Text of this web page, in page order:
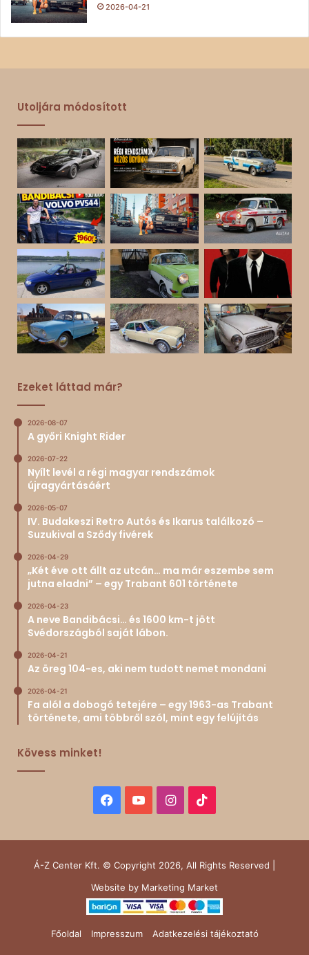
2026-04-21
Utoljára módosított
Ezeket láttad már?
2026-08-07
A győri Knight Rider
2026-07-22
Nyílt levél a régi magyar rendszámok
újragyártásáért
2026-05-07
IV. Budakeszi Retro Autós és Ikarus találkozó –
Suzukival a Sződy fivérek
2026-04-29
„Két éve ott állt az utcán… ma már eszembe sem
jutna eladni” – egy Trabant 601 története
2026-04-23
A neve Bandibácsi… és 1600 km-t jött
Svédországból saját lábon.
2026-04-21
Az öreg 104-es, aki nem tudott nemet mondani
2026-04-21
Fa alól a dobogó tetejére – egy 1963-as Trabant
története, ami többről szól, mint egy felújítás
Kövess minket!
Facebook
YouTubeInstagram
Á-Z Center Kft. © Copyright 2026, All Rights Reserved |
Website by Marketing Market
Főoldal Impresszum Adatkezelési tájékoztató